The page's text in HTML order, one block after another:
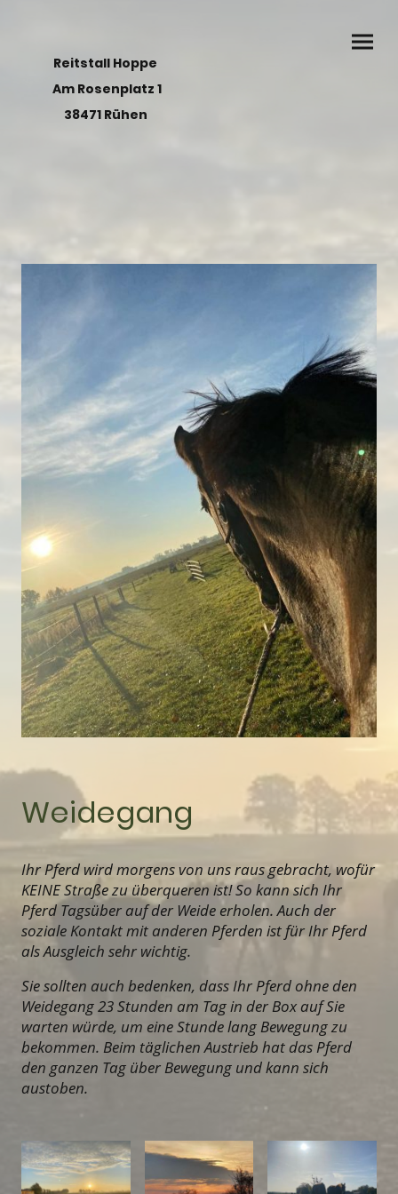
Reitstall Hoppe
Am Rosenplatz 1
38471 Rühen
Weidegang
Ihr Pferd wird morgens von uns raus gebracht, wofür
KEINE Straße zu überqueren ist! So kann sich Ihr
Pferd Tagsüber auf der Weide erholen. Auch der
soziale Kontakt mit anderen Pferden ist für Ihr Pferd
als Ausgleich sehr wichtig.
Sie sollten auch bedenken, dass Ihr Pferd ohne den
Weidegang 23 Stunden am Tag in der Box auf Sie
warten würde, um eine Stunde lang Bewegung zu
bekommen. Beim täglichen Austrieb hat das Pferd
den ganzen Tag über Bewegung und kann sich
austoben.